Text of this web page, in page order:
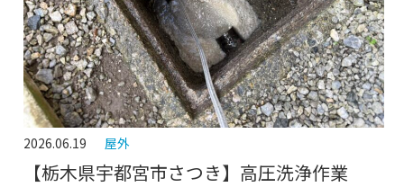
2026.06.19 屋外
【栃木県宇都宮市さつき】高圧洗浄作業